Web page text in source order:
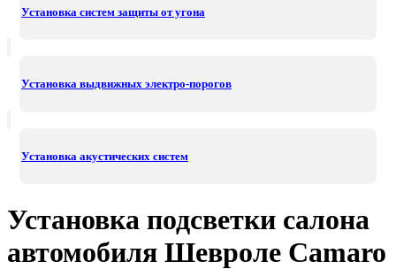
Установка систем защиты от угона
Установка выдвижных электро-порогов
Установка акустических систем
Установка подсветки салона
автомобиля Шевроле Camaro